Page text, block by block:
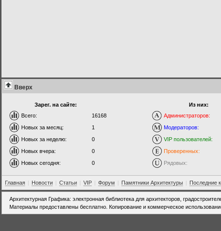
Вверх
Зарег. на сайте:
Всего:
16168
Новых за месяц:
1
Новых за неделю:
0
Новых вчера:
0
Новых сегодня:
0
Из них:
Администраторов:
Модераторов:
VIP пользователей:
Проверенных:
Рядовых:
Главная | Новости | Статьи | VIP | Форум | Памятники Архитектуры | Последние
Архитектурная Графика: электронная библиотека для архитекторов,
Материалы предоставлены бесплатно. Копирование и коммерческое